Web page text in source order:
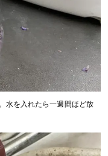
水を入れたら一週間ほど放